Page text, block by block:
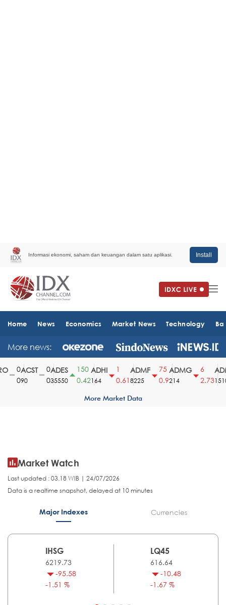
Informasi ekonomi, saham dan keuangan dalam satu aplikasi. Install
Home News Economics Market News Technology
More news:
ACST
90
ADES
35550
150
0.42
ADHI
164
0.61
ADMF
8225
75
0.9
ADMG
214
2.731510
More Market Data
Market Watch
Last updated : 03.18 WIB | 24/07/2026
Data is a realtime snapshot, delayed at 10 minutes
Major Indexes Currencies
IHSG
6219.73
-95.58
-1.51 %
LQ45
616.64
-10.48
-1.67 %